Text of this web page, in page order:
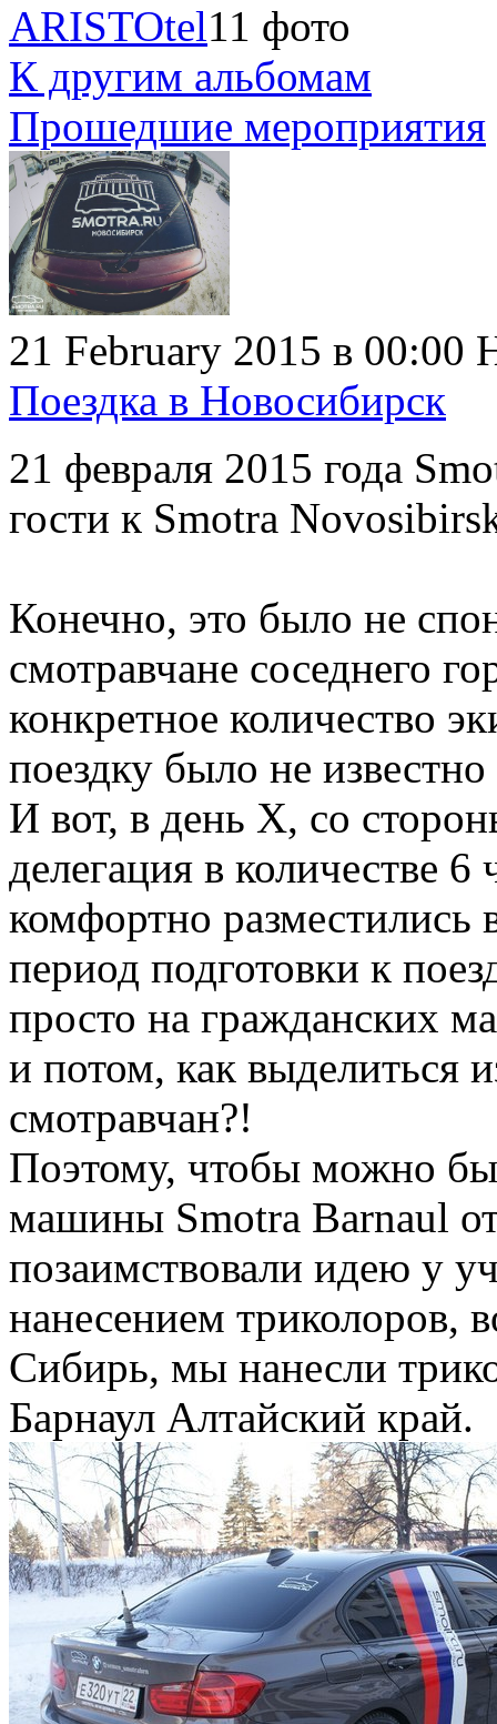
ARISTOtel11 фото
К другим альбомам
Прошедшие мероприятия
21 February 2015 в 00:00
Поездка в Новосибирск
21 февраля 2015 года
гости к Smotra
Конечно, это было не
смотравчане соседнего
конкретное количество
поездку было не
И вот, в день Х, со
делегация в количестве
комфортно разместились
период подготовки к
просто на гражданских
и потом, как выделиться
смотравчан?!
Поэтому, чтобы можно
машины Smotra Barnaul
позаимствовали идею у
нанесением триколоров,
Сибирь, мы нанесли
Барнаул Алтайский край.